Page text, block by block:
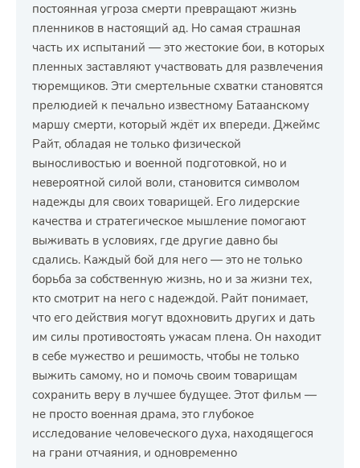
постоянная угроза смерти превращают жизнь
пленников в настоящий ад. Но самая страшная
часть их испытаний — это жестокие бои, в которых
пленных заставляют участвовать для развлечения
тюремщиков. Эти смертельные схватки становятся
прелюдией к печально известному Батаанскому
маршу смерти, который ждёт их впереди. Джеймс
Райт, обладая не только физической
выносливостью и военной подготовкой, но и
невероятной силой воли, становится символом
надежды для своих товарищей. Его лидерские
качества и стратегическое мышление помогают
выживать в условиях, где другие давно бы
сдались. Каждый бой для него — это не только
борьба за собственную жизнь, но и за жизни тех,
кто смотрит на него с надеждой. Райт понимает,
что его действия могут вдохновить других и дать
им силы противостоять ужасам плена. Он находит
в себе мужество и решимость, чтобы не только
выжить самому, но и помочь своим товарищам
сохранить веру в лучшее будущее. Этот фильм —
не просто военная драма, это глубокое
исследование человеческого духа, находящегося
на грани отчаяния, и одновременно